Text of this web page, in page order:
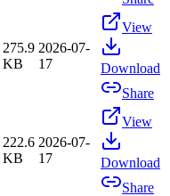
275.9
KB
2026-07-
17
View
Download
Share
222.6
KB
2026-07-
17
View
Download
Share